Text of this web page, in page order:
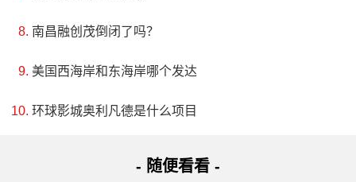
南昌融创茂倒闭了吗？
美国西海岸和东海岸哪个发达
环球影城奥利凡德是什么项目
- 随便看看 -